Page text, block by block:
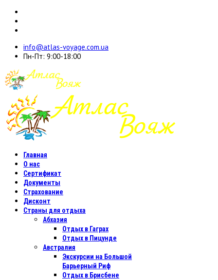
info@atlas-voyage.com.ua
Пн-Пт: 9:00-18:00
Главная
О нас
Сертификат
Документы
Страхование
Дисконт
Страны для отдыха
Абхазия
Отдых в Гаграх
Отдых в Пицунде
Австралия
Экскурсии на Большой
Барьерный Риф
Отдых в Бриcбене